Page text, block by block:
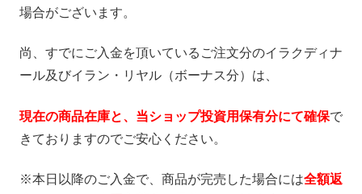
場合がございます。
尚、すでにご入金を頂いているご注文分のイラクディナ
ール及びイラン・リヤル（ボーナス分）は、
現在の商品在庫と、当ショップ投資用保有分にて確保で
きておりますのでご安心ください。
※本日以降のご入金で、商品が完売した場合には全額返